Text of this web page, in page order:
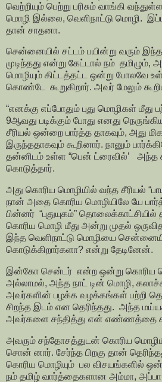
வெற்றியும் பெற்று பரிசும் வாங்கி
மொழி இல்லை, வெளிநாட்டு மொழி.
தான் சாதனா.
சென்னையில் சட்டம் பயின்று வரும் இந்த
முடிந்தது என்று கேட்டால் நம் தமிழும்,
மொழியும் கிட்டத்தட்ட ஒன்று போலவே
கொண்டே கூறுகிறார். அவர் மேலும்
“எனக்கு எப்போதும் புது மொழிகள் மீது
9ஆவது படிக்கும் போது எனது
சீரியல் ஒன்றை பார்த்த தாகவும், அது
இருந்ததாகவும் கூறினார். நானும்
தன்னிடம் உள்ள “பென் ட்ரைவில்’ அந்த
கொடுத்தார்.
அது கொரிய மொழியில் வந்த சீரியல்
நான் அதை கொரிய மொழியிலே யே
பின்னர் “புதுயுகம்” தொலைக்காட்சியில்
கொரிய மொழி மீது அன்று முதல்
இந்த வெளிநாட்டு மொழியை
கொடுக்கிறார்களா? என்று தேடினேன்.
இன்கோ சென்டர் என்ற ஒன்று கொரிய
அல்லாமல், அந்த நாட் டின் மொழி,
அவர்களின் பழக்க வழக்கங்கள் பற்றி
சிறந்த இடம் என தெரிந்தது. அந்த
அவர்களை சந்தித்து என் எண்ணத்தை
அவரும் சந்தோசத்துடன் கொரிய
சொன் னார். சேர்ந்த பிறகு தான்
கொரிய மொழியும் பல விசயங்களில்
நம் தமிழ் வார்த்தைகளான அம்மா, அப்பா,